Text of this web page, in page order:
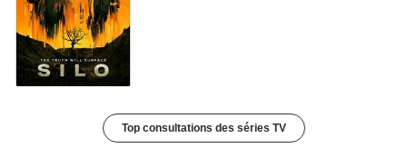
Top consultations des séries TV